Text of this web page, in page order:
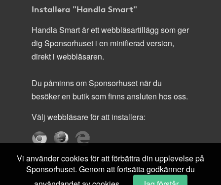
Installera "Handla Smart"
Handla Smart är ett webbläsartillägg som ger
dig Sponsorhuset i en minifierad version,
direkt i webbläsaren.
Du påminns om Sponsorhuset när du
besöker en butik som finns ansluten hos oss.
Välj webbläsare för att installera:
Vi använder cookies för att förbättra din upplevelse på
Sponsorhuset. Genom att fortsätta godkänner du